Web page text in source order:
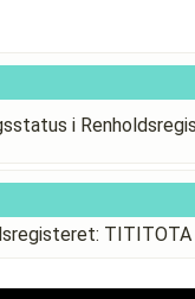
i
TITITOTA